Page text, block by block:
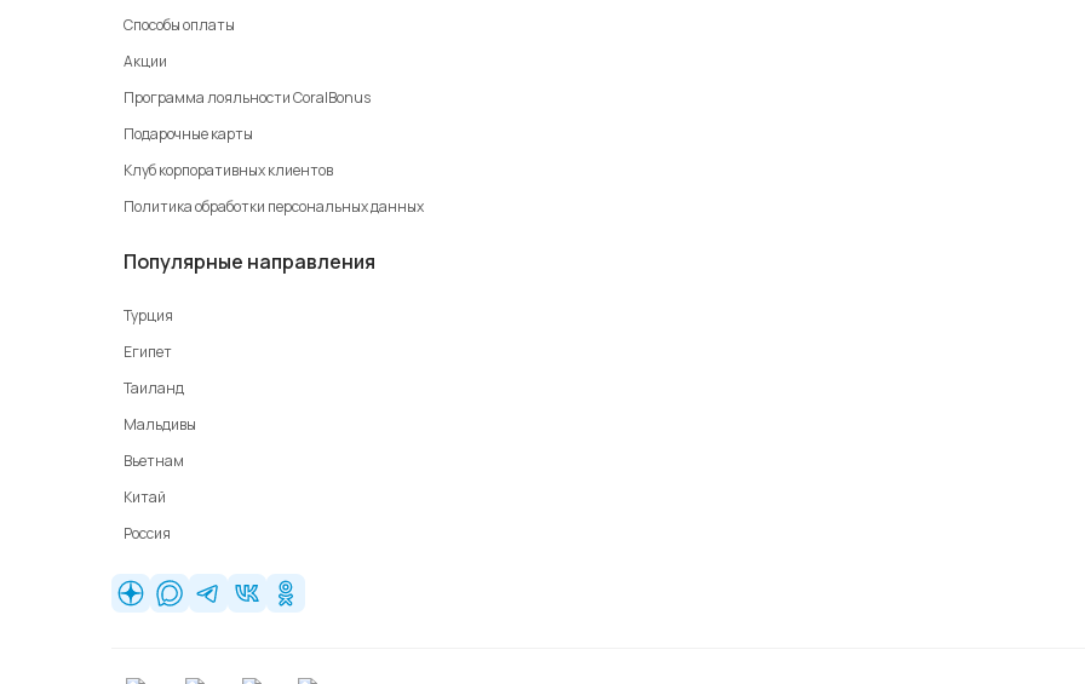
Способы оплаты
Акции
Программа лояльности CoralBonus
Подарочные карты
Клуб корпоративных клиентов
Политика обработки персональных данных
Популярные направления
Турция
Египет
Таиланд
Мальдивы
Вьетнам
Китай
Россия